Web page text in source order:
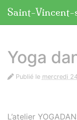
Saint-
Yoga
Publié le mercredi
L’atelier
Panneau de gestion